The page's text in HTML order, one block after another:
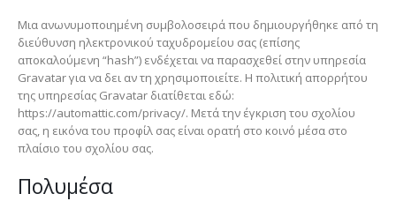
Μια ανωνυμοποιημένη συμβολοσειρά που δημιουργήθηκε από τη
διεύθυνση ηλεκτρονικού ταχυδρομείου σας (επίσης
αποκαλούμενη “hash”) ενδέχεται να παρασχεθεί στην υπηρεσία
Gravatar για να δει αν τη χρησιμοποιείτε. Η πολιτική απορρήτου
της υπηρεσίας Gravatar διατίθεται εδώ:
https://automattic.com/privacy/. Μετά την έγκριση του σχολίου
σας, η εικόνα του προφίλ σας είναι ορατή στο κοινό μέσα στο
πλαίσιο του σχολίου σας.
Πολυμέσα